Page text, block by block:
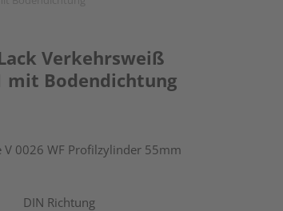
Verkehrsweiß
mit Bodendichtung
0026 WF Profilzylinder 55mm
DIN Richtung